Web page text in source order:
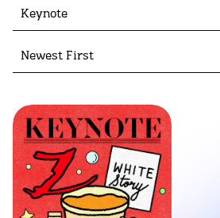
Keynote
Newest First